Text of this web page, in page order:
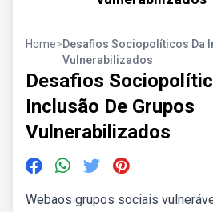
Home>Desafios Sociopolíticos Da
Vulnerabilizados
Desafios
Inclusão De Grupos
Vulnerabilizados
Webaos grupos sociais